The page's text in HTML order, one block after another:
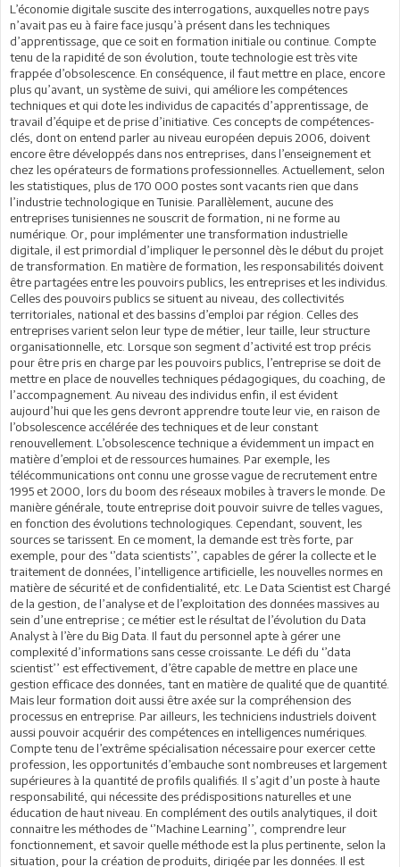
L’économie digitale suscite des interrogations, auxquelles notre pays
n’avait pas eu à faire face jusqu’à présent dans les techniques
d’apprentissage, que ce soit en formation initiale ou continue. Compte
tenu de la rapidité de son évolution, toute technologie est très vite
frappée d’obsolescence. En conséquence, il faut mettre en place, encore
plus qu’avant, un système de suivi, qui améliore les compétences
techniques et qui dote les individus de capacités d’apprentissage, de
travail d’équipe et de prise d’initiative. Ces concepts de compétences-
clés, dont on entend parler au niveau européen depuis 2006, doivent
encore être développés dans nos entreprises, dans l’enseignement et
chez les opérateurs de formations professionnelles. Actuellement, selon
les statistiques, plus de 170 000 postes sont vacants rien que dans
l’industrie technologique en Tunisie. Parallèlement, aucune des
entreprises tunisiennes ne souscrit de formation, ni ne forme au
numérique. Or, pour implémenter une transformation industrielle
digitale, il est primordial d’impliquer le personnel dès le début du projet
de transformation. En matière de formation, les responsabilités doivent
être partagées entre les pouvoirs publics, les entreprises et les individus.
Celles des pouvoirs publics se situent au niveau, des collectivités
territoriales, national et des bassins d’emploi par région. Celles des
entreprises varient selon leur type de métier, leur taille, leur structure
organisationnelle, etc. Lorsque son segment d’activité est trop précis
pour être pris en charge par les pouvoirs publics, l’entreprise se doit de
mettre en place de nouvelles techniques pédagogiques, du coaching, de
l’accompagnement. Au niveau des individus enfin, il est évident
aujourd’hui que les gens devront apprendre toute leur vie, en raison de
l’obsolescence accélérée des techniques et de leur constant
renouvellement. L’obsolescence technique a évidemment un impact en
matière d’emploi et de ressources humaines. Par exemple, les
télécommunications ont connu une grosse vague de recrutement entre
1995 et 2000, lors du boom des réseaux mobiles à travers le monde. De
manière générale, toute entreprise doit pouvoir suivre de telles vagues,
en fonction des évolutions technologiques. Cependant, souvent, les
sources se tarissent. En ce moment, la demande est très forte, par
exemple, pour des ‘’data scientists’’, capables de gérer la collecte et le
traitement de données, l’intelligence artificielle, les nouvelles normes en
matière de sécurité et de confidentialité, etc. Le Data Scientist est Chargé
de la gestion, de l’analyse et de l’exploitation des données massives au
sein d’une entreprise ; ce métier est le résultat de l’évolution du Data
Analyst à l’ère du Big Data. Il faut du personnel apte à gérer une
complexité d’informations sans cesse croissante. Le défi du ‘’data
scientist’’ est effectivement, d’être capable de mettre en place une
gestion efficace des données, tant en matière de qualité que de quantité.
Mais leur formation doit aussi être axée sur la compréhension des
processus en entreprise. Par ailleurs, les techniciens industriels doivent
aussi pouvoir acquérir des compétences en intelligences numériques.
Compte tenu de l’extrême spécialisation nécessaire pour exercer cette
profession, les opportunités d’embauche sont nombreuses et largement
supérieures à la quantité de profils qualifiés. Il s’agit d’un poste à haute
responsabilité, qui nécessite des prédispositions naturelles et une
éducation de haut niveau. En complément des outils analytiques, il doit
connaitre les méthodes de ‘’Machine Learning’’, comprendre leur
fonctionnement, et savoir quelle méthode est la plus pertinente, selon la
situation, pour la création de produits, dirigée par les données. Il est